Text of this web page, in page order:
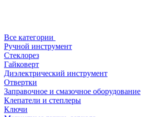
Все категории
Ручной инструмент
Стеклорез
Гайковерт
Диэлектрический инструмент
Отвертки
Заправочное и смазочное оборудование
Клепатели и степлеры
Ключи